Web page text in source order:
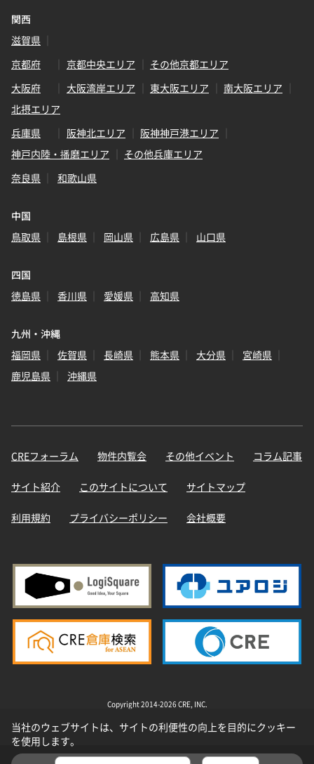
関西
滋賀県
京都府
京都中央エリア
その他京都エリア
大阪府
大阪湾岸エリア 東大阪エリア
南大阪エリア
北摂エリア
兵庫県
阪神北エリア
阪神神戸港エリア
神戸内陸・播磨エリア
その他兵庫エリア
奈良県
和歌山県
中国
鳥取県
島根県 岡山県 広島県 山口県
四国
徳島県
香川県 愛媛県 高知県
九州・沖縄
福岡県
佐賀県 長崎県 熊本県 大分県
宮崎県
鹿児島県
沖縄県
CREフォーラム 物件内覧会 その他イベント コラム記事
サイト紹介 このサイトについて サイトマップ
利用規約 プライバシーポリシー 会社概要
Copyright 2014-2026 CRE, INC.
当社のウェブサイトは、サイトの利便性の向上を目的にクッキー
を使用します。